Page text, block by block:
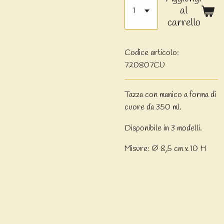
al
carrello
Codice articolo:
720807CU
Tazza con manico a forma di
cuore da 350 ml.
Disponibile in 3 modelli.
Misure: Ø 8,5 cm x 10 H